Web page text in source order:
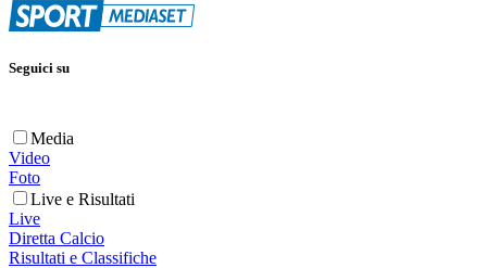
Seguici su
Media
Video
Foto
Live e Risultati
Live
Diretta Calcio
Risultati e Classifiche